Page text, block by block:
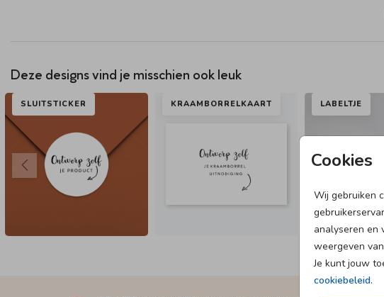
Cookies
Wij gebruiken
analyseren en
weergeven
Je kunt jouw
cookiebeleid.
Deze designs vind je misschien ook leuk
SLUITSTICKER KRAAMBORRELKAART LABELTJE